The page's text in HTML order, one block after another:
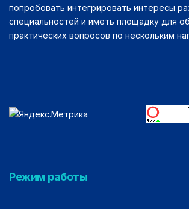
попробовать интегрировать интересы
специальностей и иметь площадку для
практических вопросов по нескольким
Режим работы